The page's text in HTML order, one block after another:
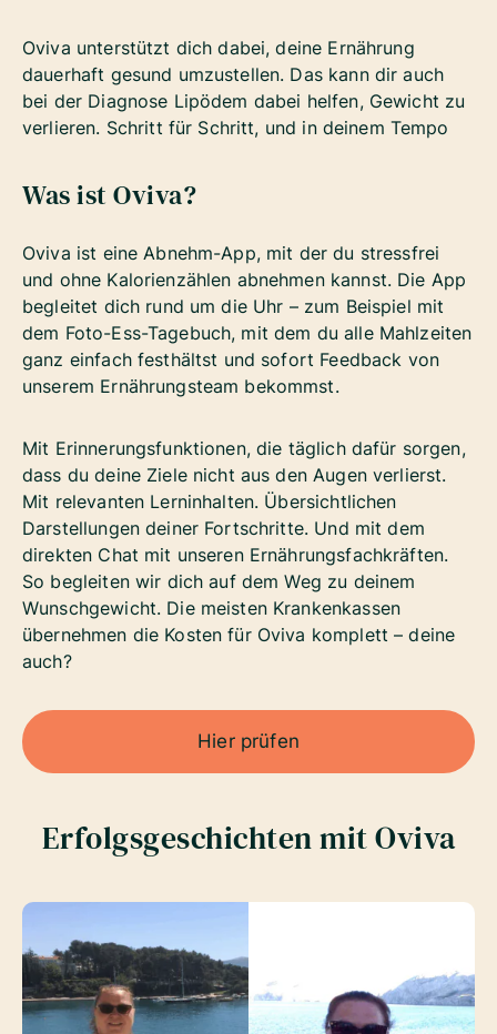
Oviva unterstützt dich dabei, deine Ernährung
dauerhaft gesund umzustellen. Das kann dir auch
bei der Diagnose Lipödem dabei helfen, Gewicht zu
verlieren. Schritt für Schritt, und in deinem Tempo
Was ist Oviva?
Oviva ist eine Abnehm-App, mit der du stressfrei
und ohne Kalorienzählen abnehmen kannst. Die App
begleitet dich rund um die Uhr – zum Beispiel mit
dem Foto-Ess-Tagebuch, mit dem du alle Mahlzeiten
ganz einfach festhältst und sofort Feedback von
unserem Ernährungsteam bekommst.
Mit Erinnerungsfunktionen, die täglich dafür sorgen,
dass du deine Ziele nicht aus den Augen verlierst.
Mit relevanten Lerninhalten. Übersichtlichen
Darstellungen deiner Fortschritte. Und mit dem
direkten Chat mit unseren Ernährungsfachkräften.
So begleiten wir dich auf dem Weg zu deinem
Wunschgewicht. Die meisten Krankenkassen
übernehmen die Kosten für Oviva komplett – deine
auch?
Hier prüfen
Erfolgsgeschichten mit Oviva